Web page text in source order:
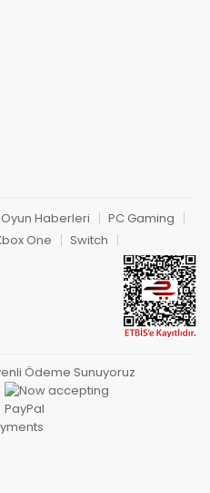
Oyun Haberleri
PC Gaming
One Switch
Ödeme Sunuyoruz